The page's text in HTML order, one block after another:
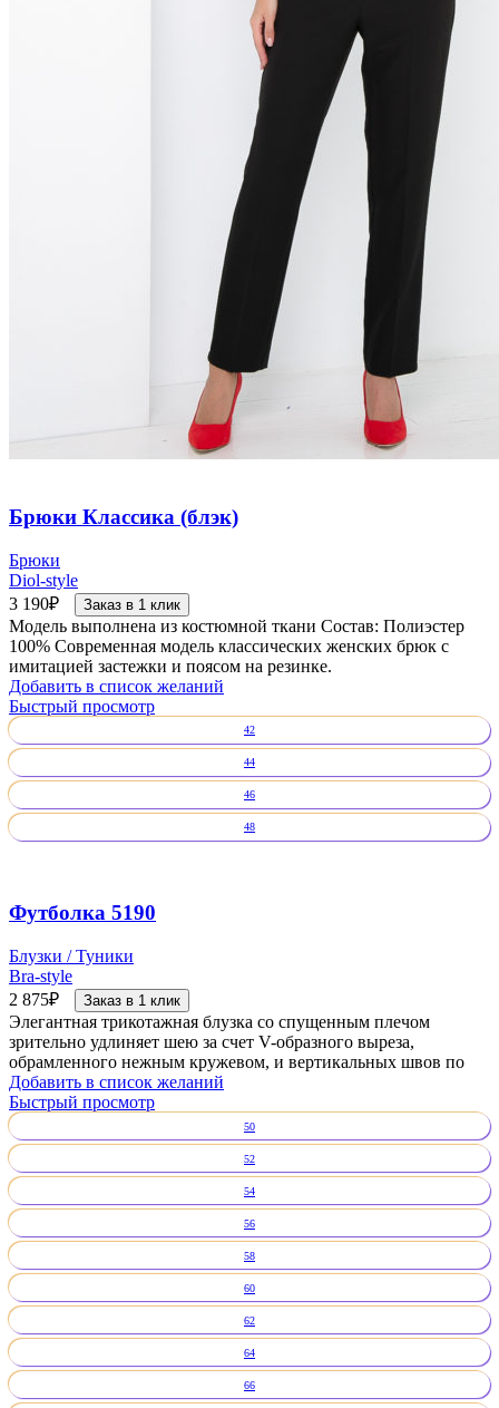
Брюки Классика (блэк)
Брюки
Diol-style
3 190₽ Заказ в 1 клик
Модель выполнена из костюмной ткани Состав: Полиэстер
100% Современная модель классических женских брюк с
имитацией застежки и поясом на резинке.
Добавить в список желаний
Быстрый просмотр
42
44
46
48
Футболка 5190
Блузки / Туники
Bra-style
2 875₽ Заказ в 1 клик
Элегантная трикотажная блузка со спущенным плечом
зрительно удлиняет шею за счет V-образного выреза,
обрамленного нежным кружевом, и вертикальных швов по
Добавить в список желаний
Быстрый просмотр
50
52
54
56
58
60
62
64
66